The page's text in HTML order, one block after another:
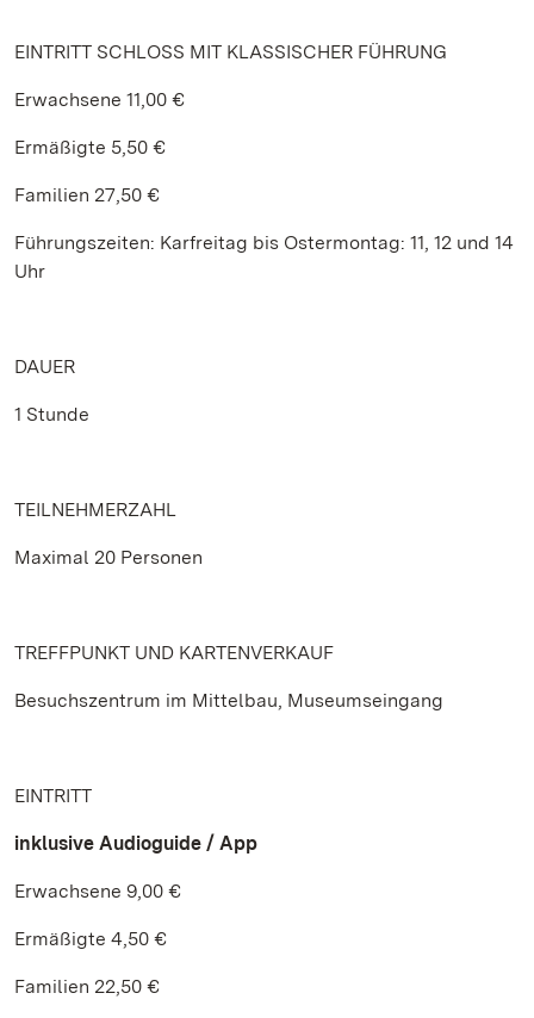
EINTRITT SCHLOSS MIT KLASSISCHER FÜHRUNG
Erwachsene 11,00 €
Ermäßigte 5,50 €
Familien 27,50 €
Führungszeiten: Karfreitag bis Ostermontag: 11, 12 und 14
Uhr
DAUER
1 Stunde
TEILNEHMERZAHL
Maximal 20 Personen
TREFFPUNKT UND KARTENVERKAUF
Besuchszentrum im Mittelbau, Museumseingang
EINTRITT
inklusive Audioguide / App
Erwachsene 9,00 €
Ermäßigte 4,50 €
Familien 22,50 €